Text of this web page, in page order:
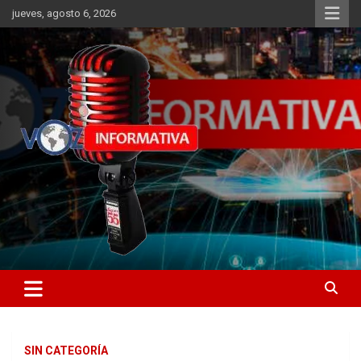
Skip
to
content
jueves, agosto 6, 2026
ncstv.info
Libertad informativa
SIN CATEGORÍA